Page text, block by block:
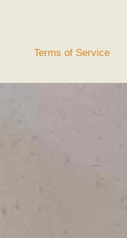
Terms of Service